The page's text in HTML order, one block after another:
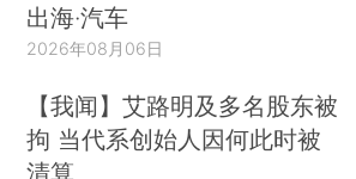
出海·汽车
2026年08月06日
【我闻】艾路明及多名股东被
拘 当代系创始人因何此时被
清算